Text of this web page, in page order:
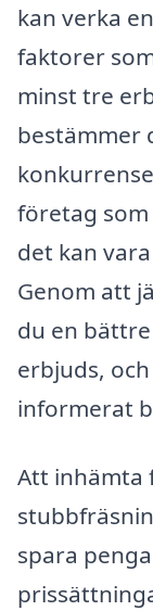
kan verka
faktorer
minst tre
bestämmer
företag
det kan
Genom att
du en
erbjuds,
informerat
Att inhämta
spara